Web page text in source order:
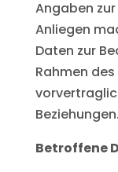
Angaben
Anliegen
Daten zur
Rahmen
Beziehungen.
Betroffene